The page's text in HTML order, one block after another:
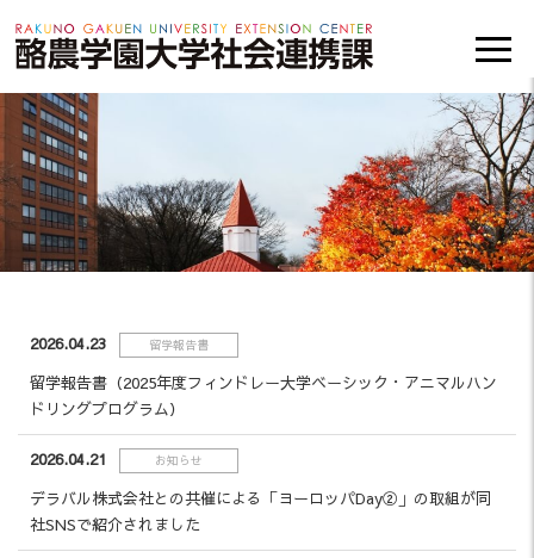
2026.04.23 留学報告書
留学報告書（2025年度フィンドレー大学ベーシック・アニマルハン
ドリングプログラム）
2026.04.21 お知らせ
デラバル株式会社との共催による「ヨーロッパDay②」の取組が同
社SNSで紹介されました